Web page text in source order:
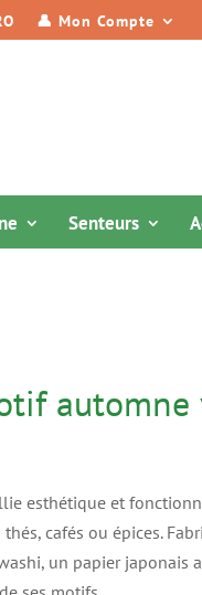
👤 Mon Compte
Senteurs
automne
esthétique et
cafés ou épices.
un papier japonais